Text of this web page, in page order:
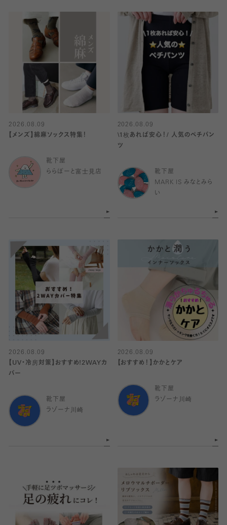
2026.08.09
【メンズ】綿麻ソックス特集！
靴下屋
ららぽーと富士見店
2026.08.09
\1枚あれば安心！/ 人気のペチパン
ツ
靴下屋
MARK IS みなとみら
い
2026.08.09
【UV・冷房対策】おすすめ!2WAYカ
バー
靴下屋
ラゾーナ川崎
2026.08.09
【おすすめ！】かかとケア
靴下屋
ラゾーナ川崎